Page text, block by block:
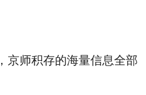
师积存的海量信息全部